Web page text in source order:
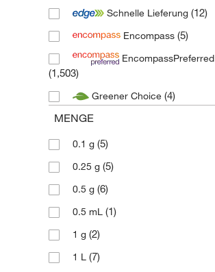
Tocris(4)
Toronto Research Chemicals
Schnelle Lieferung (12)
Encompass (5)
EncompassPreferred
(1,503)
Greener Choice (4)
MENGE
0.1 g (5)
0.25 g (5)
0.5 g (6)
0.5 mL (1)
1 g (2)
1 L (7)